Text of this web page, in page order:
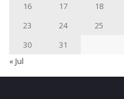
16
17 18
23
24 25
30
31
« Jul